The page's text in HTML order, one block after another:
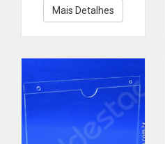
Mais Detalhes